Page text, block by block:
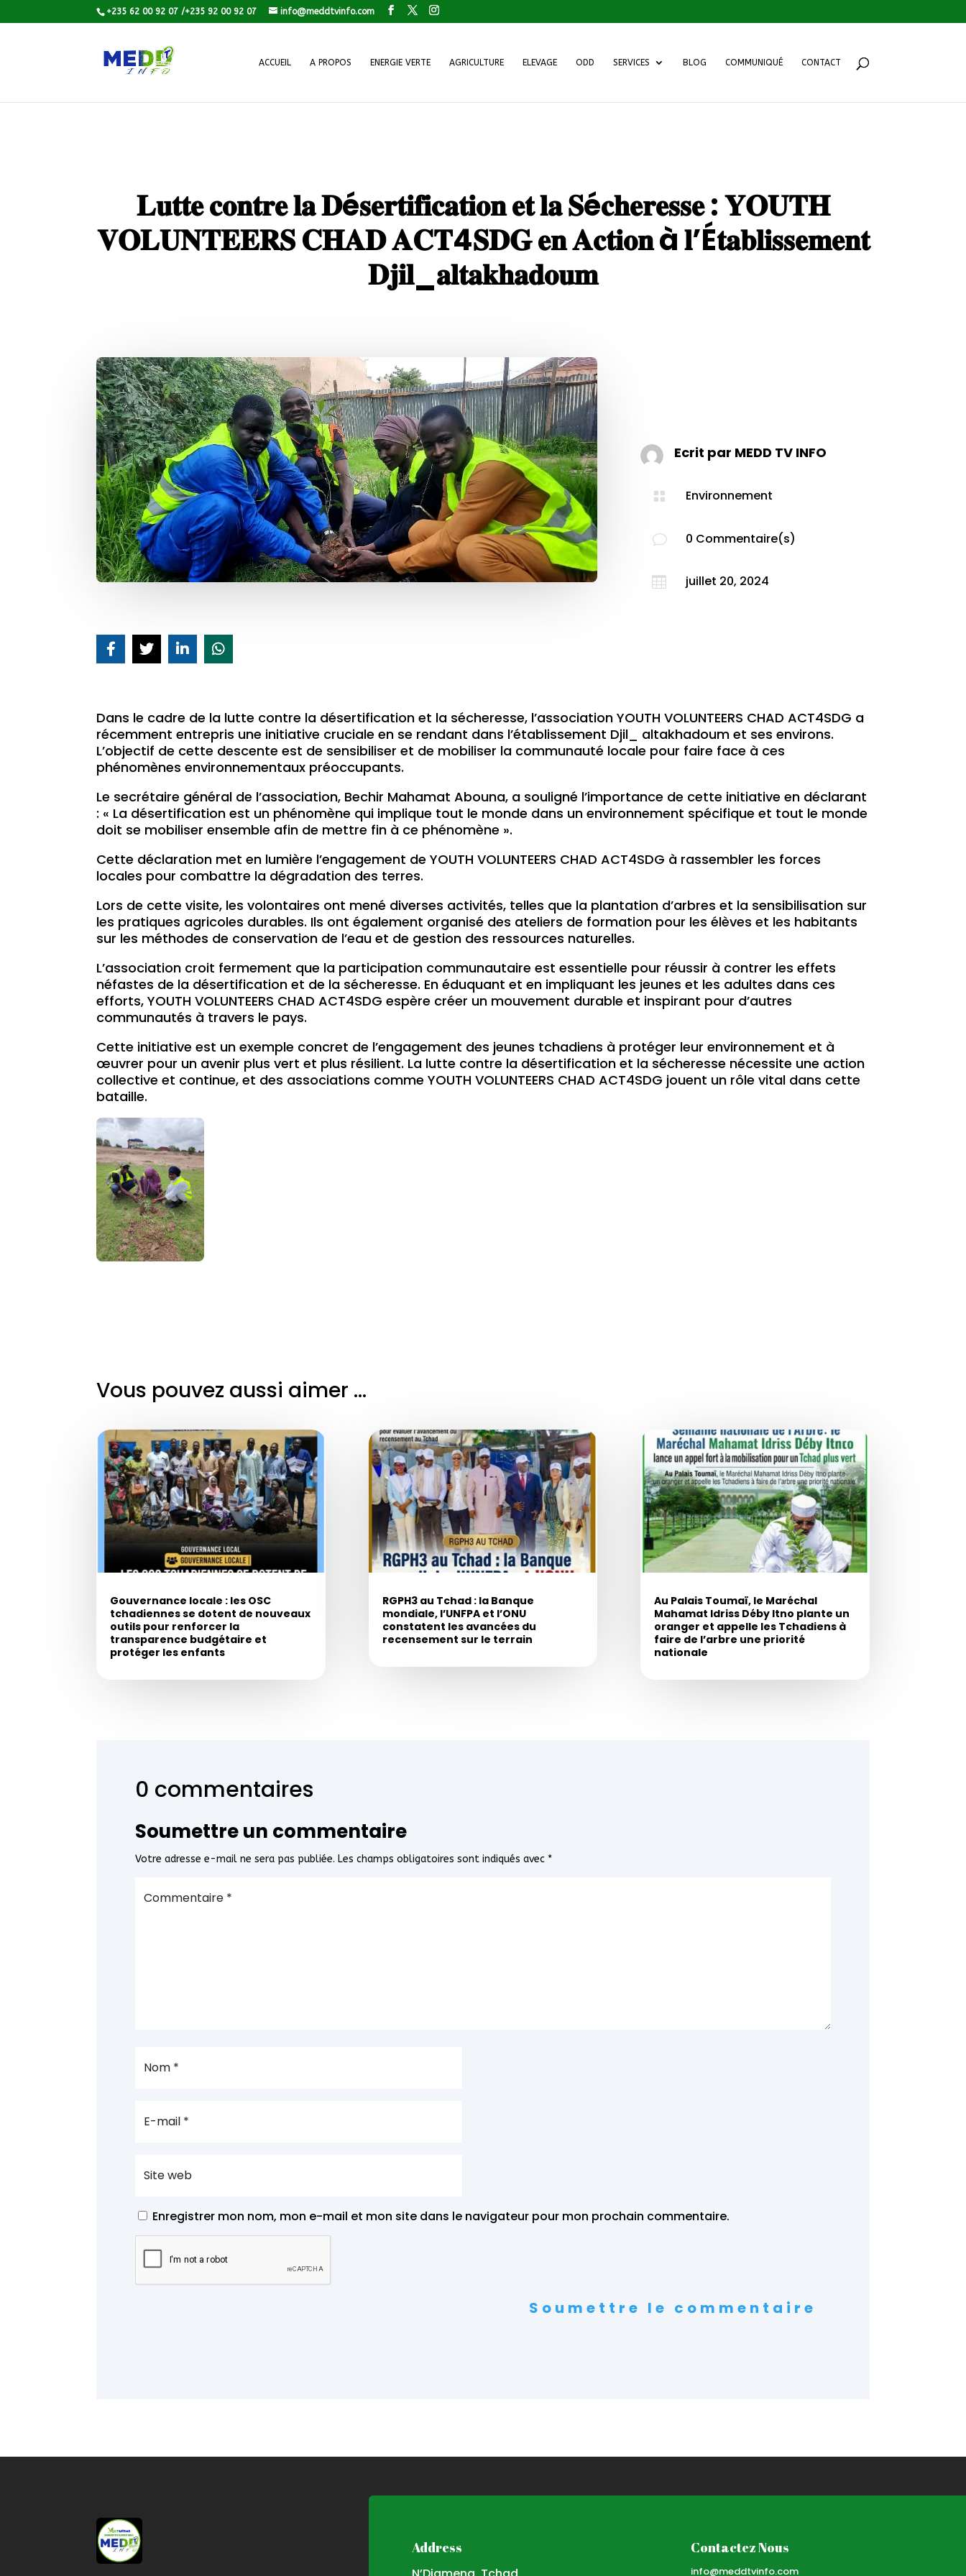
+235 62 00 92 07 /+235 92 00 92 07 info@meddtvinfo.com
ACCUEIL A PROPOS ENERGIE VERTE AGRICULTURE ELEVAGE ODD SERVICES BLOG COMMUNIQUÉ CONTACT
𝐋𝐮𝐭𝐭𝐞 𝐜𝐨𝐧𝐭𝐫𝐞 𝐥𝐚 𝐃é𝐬𝐞𝐫𝐭𝐢𝐟𝐢𝐜𝐚𝐭𝐢𝐨𝐧 𝐞𝐭 𝐥𝐚 𝐒é𝐜𝐡𝐞𝐫𝐞𝐬𝐬𝐞 : 𝐘𝐎𝐔𝐓𝐇
𝐕𝐎𝐋𝐔𝐍𝐓𝐄𝐄𝐑𝐒 𝐂𝐇𝐀𝐃 𝐀𝐂𝐓4𝐒𝐃𝐆 𝐞𝐧 𝐀𝐜𝐭𝐢𝐨𝐧 à 𝐥’É𝐭𝐚𝐛𝐥𝐢𝐬𝐬𝐞𝐦𝐞𝐧𝐭
𝐃𝐣𝐢𝐥_𝐚𝐥𝐭𝐚𝐤𝐡𝐚𝐝𝐨𝐮𝐦
Ecrit par MEDD TV INFO
 Environnement
v 0 Commentaire(s)
 juillet 20, 2024
Dans le cadre de la lutte contre la désertification et la sécheresse, l’association YOUTH VOLUNTEERS CHAD ACT4SDG a
récemment entrepris une initiative cruciale en se rendant dans l’établissement Djil_ altakhadoum et ses environs.
L’objectif de cette descente est de sensibiliser et de mobiliser la communauté locale pour faire face à ces
phénomènes environnementaux préoccupants.
Le secrétaire général de l’association, Bechir Mahamat Abouna, a souligné l’importance de cette initiative en déclarant
: « La désertification est un phénomène qui implique tout le monde dans un environnement spécifique et tout le monde
doit se mobiliser ensemble afin de mettre fin à ce phénomène ».
Cette déclaration met en lumière l’engagement de YOUTH VOLUNTEERS CHAD ACT4SDG à rassembler les forces
locales pour combattre la dégradation des terres.
Lors de cette visite, les volontaires ont mené diverses activités, telles que la plantation d’arbres et la sensibilisation sur
les pratiques agricoles durables. Ils ont également organisé des ateliers de formation pour les élèves et les habitants
sur les méthodes de conservation de l’eau et de gestion des ressources naturelles.
L’association croit fermement que la participation communautaire est essentielle pour réussir à contrer les effets
néfastes de la désertification et de la sécheresse. En éduquant et en impliquant les jeunes et les adultes dans ces
efforts, YOUTH VOLUNTEERS CHAD ACT4SDG espère créer un mouvement durable et inspirant pour d’autres
communautés à travers le pays.
Cette initiative est un exemple concret de l’engagement des jeunes tchadiens à protéger leur environnement et à
œuvrer pour un avenir plus vert et plus résilient. La lutte contre la désertification et la sécheresse nécessite une action
collective et continue, et des associations comme YOUTH VOLUNTEERS CHAD ACT4SDG jouent un rôle vital dans cette
bataille.
Vous pouvez aussi aimer …
Gouvernance locale : les OSC
tchadiennes se dotent de nouveaux
outils pour renforcer la
transparence budgétaire et
protéger les enfants
RGPH3 au Tchad : la Banque
mondiale, l’UNFPA et l’ONU
constatent les avancées du
recensement sur le terrain
Au Palais Toumaï, le Maréchal
Mahamat Idriss Déby Itno plante un
oranger et appelle les Tchadiens à
faire de l’arbre une priorité
nationale
0 commentaires
Soumettre un commentaire
Votre adresse e-mail ne sera pas publiée. Les champs obligatoires sont indiqués avec *
Enregistrer mon nom, mon e-mail et mon site dans le navigateur pour mon prochain commentaire.
Soumettre le commentaire
Address Contactez Nous
info@meddtvinfo.com